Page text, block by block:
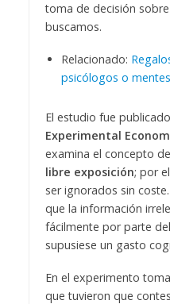
toma de decisión
buscamos.
Relacionado:
psicólogos o
El estudio fue
Experimental
examina el concepto
libre exposición; por
ser ignorados sin
que la información
fácilmente por parte
supusiese un gasto
En el experimento
que tuvieron que